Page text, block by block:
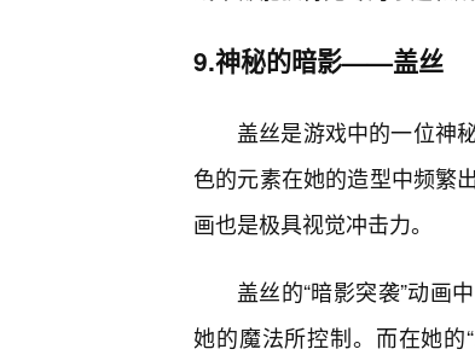
9.神秘的暗影——盖丝
盖丝是游戏中的一位神
色的元素在她的造型中频繁
画也是极具视觉冲击力。
盖丝的“暗影突袭”动画
她的魔法所控制。而在她的